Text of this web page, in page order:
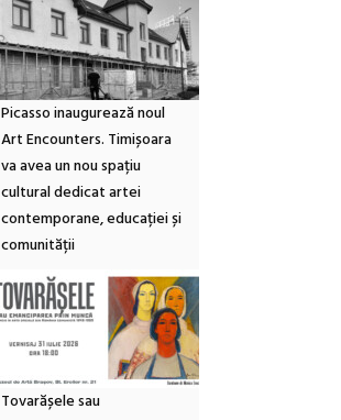
Picasso inaugurează noul
Art Encounters. Timișoara
va avea un nou spațiu
cultural dedicat artei
contemporane, educației și
comunității
Tovarășele sau